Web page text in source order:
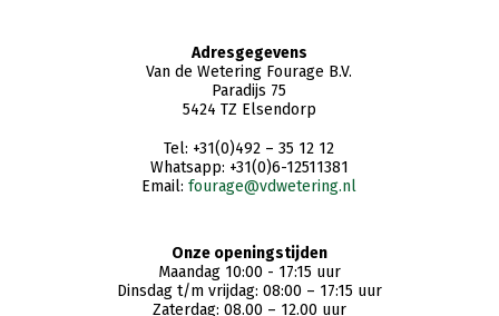
Adresgegevens
Van de Wetering Fourage B.V.
Paradijs 75
5424 TZ Elsendorp
Tel: +31(0)492 – 35 12 12
Whatsapp: +31(0)6-12511381
Email:fourage@vdwetering.nl
Onze openingstijden
Maandag 10:00 - 17:15 uur
Dinsdag t/m vrijdag: 08:00 – 17:15 uur
Zaterdag: 08.00 – 12.00 uur